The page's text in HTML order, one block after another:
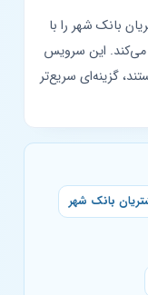
شهر را با
این سرویس
گزینه‌ای سریع‌تر
بانک شهر